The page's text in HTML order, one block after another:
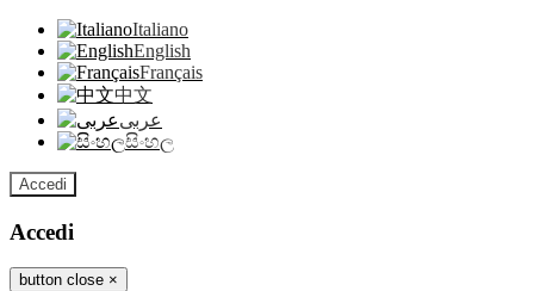
Italiano
English
Français
中文
عربى
සිංහල
Accedi
Accedi
button close ×